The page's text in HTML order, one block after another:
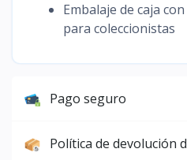
Embalaje de caja
para coleccionistas
Pago seguro
Política de devolución